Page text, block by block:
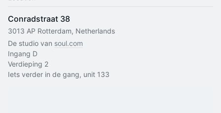
Conradstraat 38
3013 AP Rotterdam, Netherlands
De studio van soul.com
Ingang D
Verdieping 2
Iets verder in de gang, unit 133